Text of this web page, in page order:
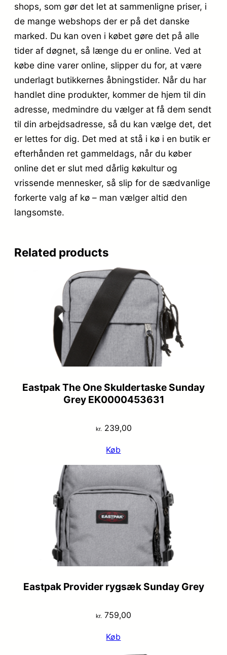
shops, som gør det let at sammenligne priser, i
de mange webshops der er på det danske
marked. Du kan oven i købet gøre det på alle
tider af døgnet, så længe du er online. Ved at
købe dine varer online, slipper du for, at være
underlagt butikkernes åbningstider. Når du har
handlet dine produkter, kommer de hjem til din
adresse, medmindre du vælger at få dem sendt
til din arbejdsadresse, så du kan vælge det, det
er lettes for dig. Det med at stå i kø i en butik er
efterhånden ret gammeldags, når du køber
online det er slut med dårlig køkultur og
vrissende mennesker, så slip for de sædvanlige
forkerte valg af kø – man vælger altid den
langsomste.
Related products
Eastpak The One Skuldertaske Sunday
Grey EK0000453631
kr. 239,00
Køb
Eastpak Provider rygsæk Sunday Grey
kr. 759,00
Køb